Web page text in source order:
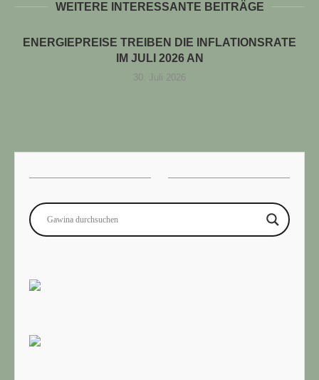
WEITERE INTERESSANTE BEITRÄGE
ENERGIEPREISE TREIBEN DIE INFLATIONSRATE
IM JULI 2026 AN
30. Juli 2026